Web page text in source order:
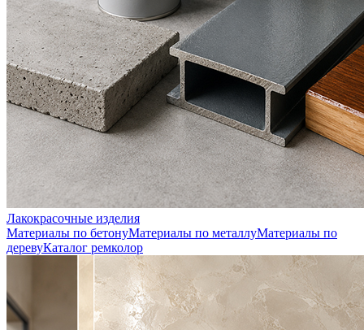
Лакокрасочные изделия
Материалы по бетонуМатериалы по металлуМатериалы по
деревуКаталог ремколор